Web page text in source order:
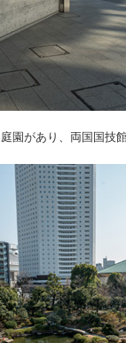
園があり、両国国技